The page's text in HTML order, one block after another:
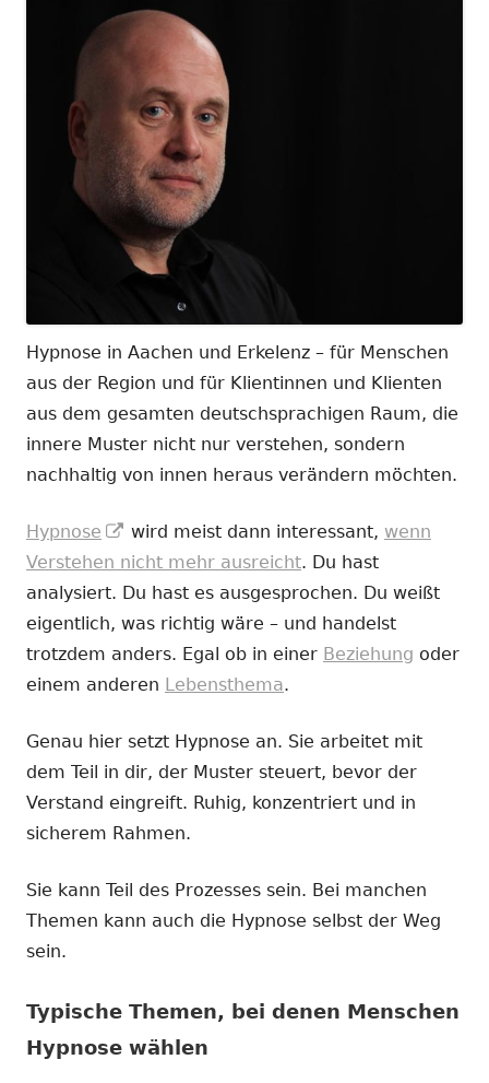
Hypnose in Aachen und Erkelenz – für Menschen
aus der Region und für Klientinnen und Klienten
aus dem gesamten deutschsprachigen Raum, die
innere Muster nicht nur verstehen, sondern
nachhaltig von innen heraus verändern möchten.
Hypnose
In
neuem
Fenster
öffnen
wird meist dann interessant, wenn
Verstehen nicht mehr ausreicht. Du hast
analysiert. Du hast es ausgesprochen. Du weißt
eigentlich, was richtig wäre – und handelst
trotzdem anders. Egal ob in einer Beziehung oder
einem anderen Lebensthema.
Genau hier setzt Hypnose an. Sie arbeitet mit
dem Teil in dir, der Muster steuert, bevor der
Verstand eingreift. Ruhig, konzentriert und in
sicherem Rahmen.
Sie kann Teil des Prozesses sein. Bei manchen
Themen kann auch die Hypnose selbst der Weg
sein.
Typische Themen, bei denen Menschen
Hypnose wählen